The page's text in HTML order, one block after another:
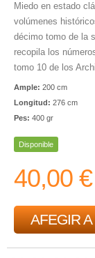
Miedo en estado
volúmenes
décimo tomo de la
recopila los
tomo 10 de los
Ample: 200 cm
Longitud: 276 cm
Pes: 400 gr
Disponible
40,00 €
AFEGIR